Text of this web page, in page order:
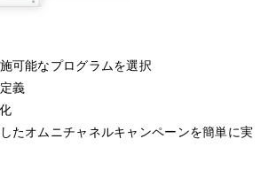
可能なプログラムを選択
義
たオムニチャネルキャンペーンを簡単に実